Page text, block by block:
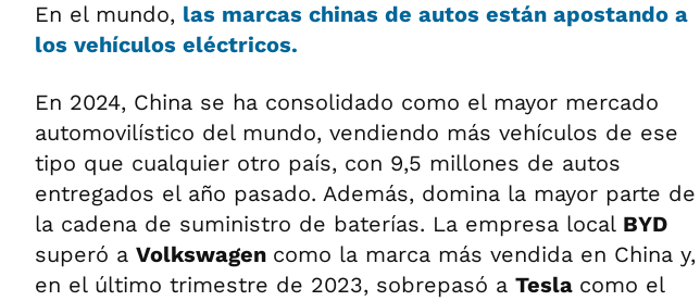
En el mundo, las marcas chinas de autos están apostando a
los vehículos eléctricos.
En 2024, China se ha consolidado como el mayor mercado
automovilístico del mundo, vendiendo más vehículos de ese
tipo que cualquier otro país, con 9,5 millones de autos
entregados el año pasado. Además, domina la mayor parte de
la cadena de suministro de baterías. La empresa local BYD
superó a Volkswagen como la marca más vendida en China y,
en el último trimestre de 2023, sobrepasó a Tesla como el